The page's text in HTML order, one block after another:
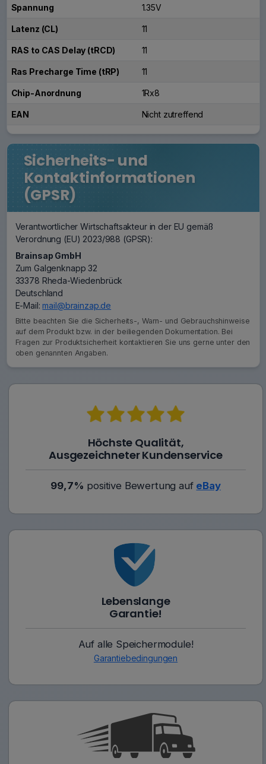
Spannung 1.35V
Latenz (CL) 11
RAS to CAS Delay (tRCD) 11
Ras Precharge Time (tRP) 11
Chip-Anordnung 1Rx8
EAN Nicht zutreffend
Sicherheits- und
Kontaktinformationen
(GPSR)
Verantwortlicher Wirtschaftsakteur in der EU gemäß
Verordnung (EU) 2023/988 (GPSR):
Brainsap GmbH
Zum Galgenknapp 32
33378 Rheda-Wiedenbrück
Deutschland
E-Mail:mail@brainzap.de
Bitte beachten Sie die Sicherheits-, Warn- und Gebrauchshinweise
auf dem Produkt bzw. in der beiliegenden Dokumentation. Bei
Fragen zur Produktsicherheit kontaktieren Sie uns gerne unter den
oben genannten Angaben.
Höchste Qualität,
Ausgezeichneter Kundenservice
99,7% positive Bewertung auf eBay
Lebenslange
Garantie!
Auf alle Speichermodule!
Garantiebedingungen